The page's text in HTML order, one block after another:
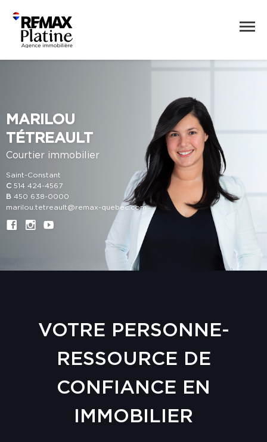
MARILOU
TÉTREAULT
Courtier immobilier
Saint-Constant
C 514 424-4567
B 450 638-0000
marilou.tetreault@remax-quebec.com
VOTRE PERSONNE-
RESSOURCE DE
CONFIANCE EN
IMMOBILIER